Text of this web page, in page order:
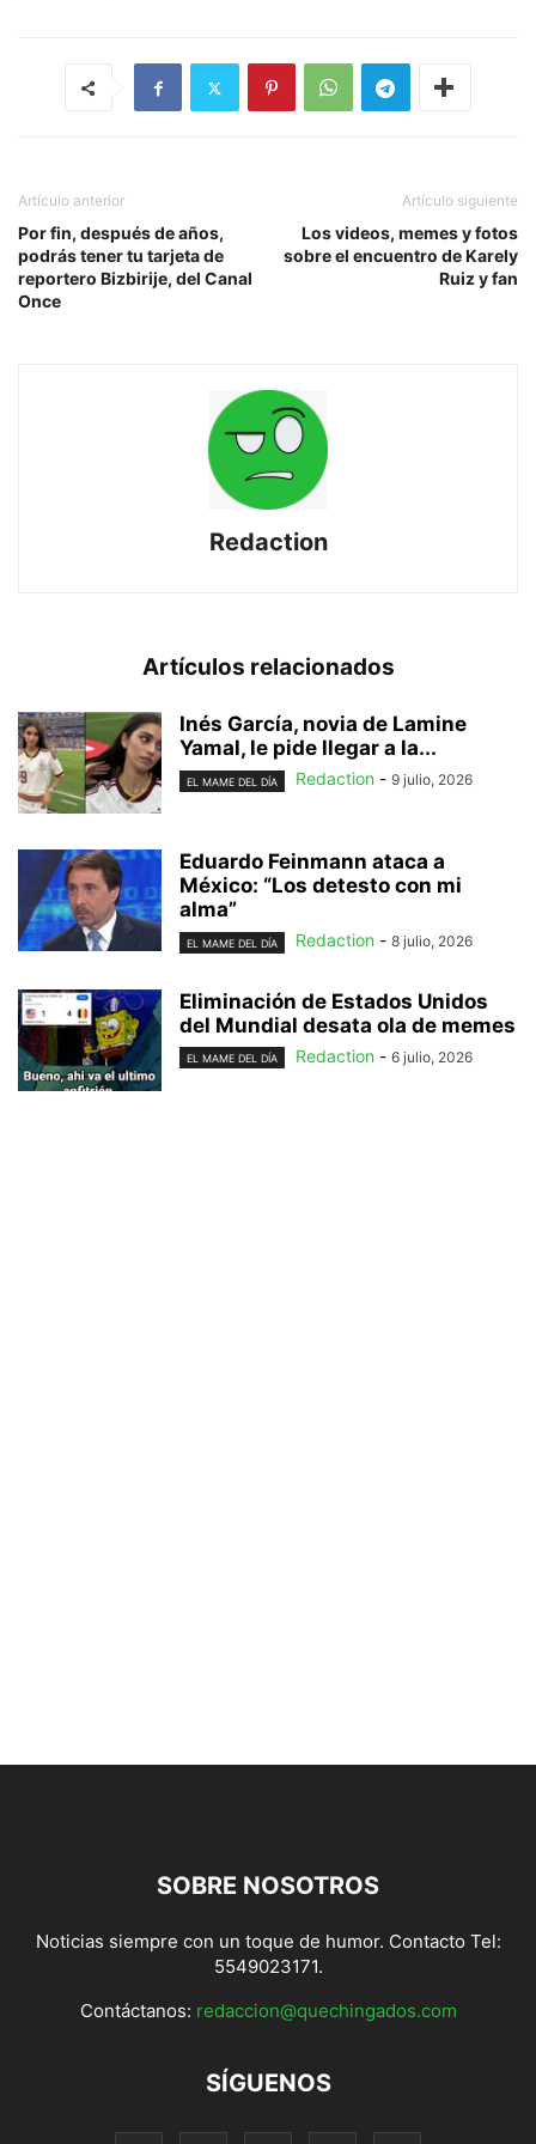
Artículo anterior
Por fin, después de años,
podrás tener tu tarjeta de
reportero Bizbirije, del Canal
Once
Artículo siguiente
Los videos, memes y fotos
sobre el encuentro de Karely
Ruiz y fan
Redaction
Artículos relacionados
Inés García, novia de Lamine
Yamal, le pide llegar a la...
EL MAME DEL DÍA Redaction - 9 julio, 2026
Eduardo Feinmann ataca a
México: “Los detesto con mi
alma”
EL MAME DEL DÍA Redaction - 8 julio, 2026
Eliminación de Estados Unidos
del Mundial desata ola de memes
EL MAME DEL DÍA Redaction - 6 julio, 2026
SOBRE NOSOTROS
Noticias siempre con un toque de humor. Contacto Tel:
5549023171.
Contáctanos: redaccion@quechingados.com
SÍGUENOS